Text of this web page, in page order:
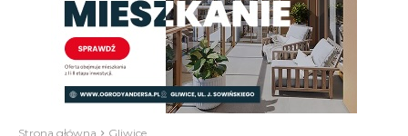
Strona główna Gliwice